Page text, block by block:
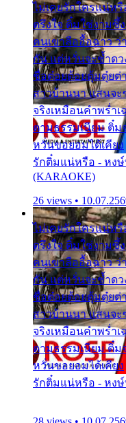
ไม่เคยรักใครแน่ห
ตรึงใจ ติ๋มใช่งามซึ้
คนเขาลืออื้อฉาว ว่
กัน แต่หวั่นจะช้ำด
ชื่อต๋อยต้อยตุ้มตุ๋ยต่
สาวบ้านนา แสนจ
จริงเหมือนคำพร่ำ
ตามธรรมเนียม ติ๋ม
หวั่นขอยอมได้เคียง
รักติ๋มแน่หรือ - หง
(KARAOKE)
26 views •
ไม่เคยรักใครแน่ห
ตรึงใจ ติ๋มใช่งามซึ้
คนเขาลืออื้อฉาว ว่
กัน แต่หวั่นจะช้ำด
ชื่อต๋อยต้อยตุ้มตุ๋ยต่
สาวบ้านนา แสนจ
จริงเหมือนคำพร่ำ
ตามธรรมเนียม ติ๋ม
หวั่นขอยอมได้เคียง
รักติ๋มแน่หรือ - หงษ์